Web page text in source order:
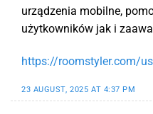
urządzenia mobilne,
użytkowników jak i
https://roomstyler.com/
23 AUGUST, 2025 AT 4:37 PM